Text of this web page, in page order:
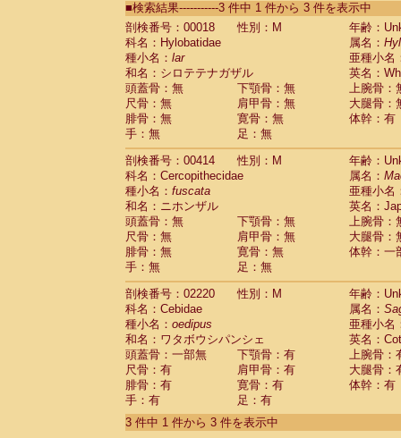
CebidaeSaguinus labiatus(0)
Cebidae Saguinus leucopus (0)
CebidaeSaguinus midas
Cebidae
CebidaeSaguinus nigricollis (0)
Cebidae Saguinus oedipus
Cebidae Saguinus weddelli
Cebidae Saguinusspp.
Cebidae Aotus trivirgatus
Cebidae Cebus albifrons
CebidaeCebus apella
Cebidae
CebidaeCebus nigrivittatus
Cebidae Cebusspp.(0)
Cebidae Saimiri boliviensis
Cebidae Saimiri sciureus
Atelidae Alouatta caraya
AtelidaeAlouatta fusca
AtelidaeAlouatta seniculus
Atelidae
Atelidae Ateles belzebuth
Atelidae Ateles geoffroyi
Atelidae Ateles paniscus
Atelidae Atelesspp.
Atelidae Lagothrix lagothricha
AtelidaeLagothrix lagothricha cana(0)
PitheciidaeCacajao calvus
■検索結果-----------3 件中 1 件から 3 件を表示中
剖検番号：00018
性別：M
年齢：
科名：Hylobatidae
属名：
種小名： lar
亜種小名
和名：シロテテナガザル
英名：
頭蓋骨：無
下顎骨：無
上腕骨：
尺骨：無
肩甲骨：無
大腿骨：
腓骨：無
寛骨：無
体幹：有
手：無
足：無
剖検番号：00414
性別：M
年齢：
科名：Cercopithecidae
属名：
種小名： fuscata
亜種小名
和名：ニホンザル
英名：
頭蓋骨：無
下顎骨：無
上腕骨：
尺骨：無
肩甲骨：無
大腿骨：
腓骨：無
寛骨：無
体幹：一
手：無
足：無
剖検番号：02220
性別：M
年齢：
科名：Cebidae
属名：
種小名： oedipus
亜種小名
和名：ワタボウシパンシェ
英名：
頭蓋骨：一部無
下顎骨：有
上腕骨：
尺骨：有
肩甲骨：有
大腿骨：
腓骨：有
寛骨：有
体幹：有
手：有
足：有
3 件中 1 件から 3 件を表示中